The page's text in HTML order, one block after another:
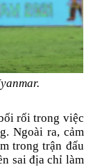
rối trong việc
Ngoài ra, cảm
trong trận đấu
sai địa chỉ làm